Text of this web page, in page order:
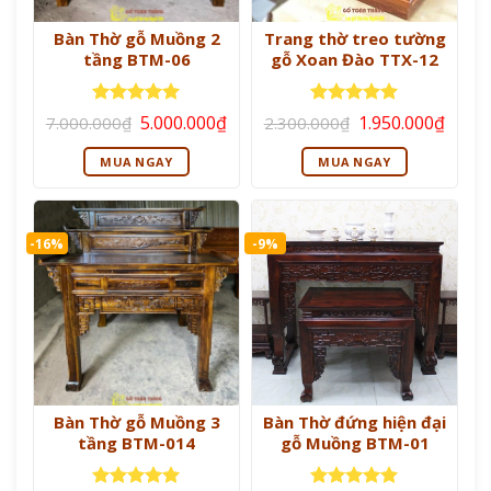
Bàn Thờ gỗ Muồng 2
tầng BTM-06
Được xếp
hạng 55
sao
7.000.000₫ Giá
gốc
là:
7.000.000₫.
5.000.000₫Giá
5.000.000₫.
MUA NGAY
Trang thờ treo tường
gỗ Xoan Đào TTX-12
Được xếp
hạng
5
sao
2.300.000₫ Giá
gốc
là:
2.300.000₫.
1.950.000₫Giá
MUA NGAY
-16%
Bàn Thờ gỗ Muồng 3
tầng BTM-014
-9%
Bàn Thờ đứng hiện đại
gỗ Muồng BTM-01